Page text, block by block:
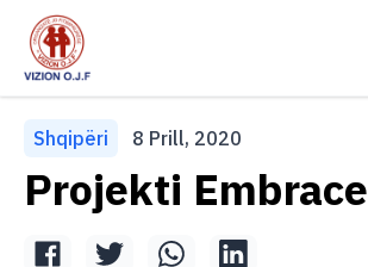
Vizion OJF
Kryefaqja
Rreth Nesh
Projekte
Shqipëri 8 Prill, 2020
Projekti Embrace